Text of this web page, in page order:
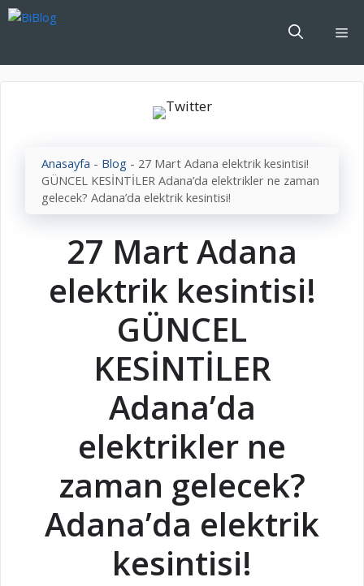
İçeriğe
Anasayfa - Blog - 27 Mart Adana elektrik kesintisi!
GÜNCEL KESİNTİLER Adana’da elektrikler ne zaman
gelecek? Adana’da elektrik kesintisi!
27 Mart Adana
elektrik kesintisi!
GÜNCEL
KESİNTİLER
Adana’da
elektrikler ne
zaman gelecek?
Adana’da elektrik
kesintisi!